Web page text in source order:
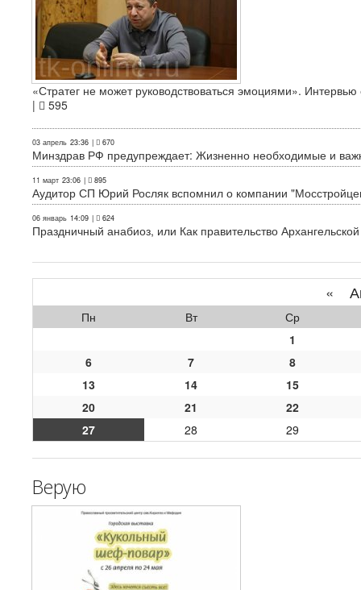
«Стратег не может руководствоваться эмоциями».
|
595
03 апрель 23:36 | 670
Минздрав РФ предупреждает: Жизненно необходимые и
11 март 23:06 | 895
Аудитор СП Юрий Росляк вспомнил о компании
06 январь 14:09 | 624
Праздничный анабиоз, или Как правительство
«
Пн Вт
Ср
1
6
7
8
13
14
15
20
21
22
27
28 29
Верую